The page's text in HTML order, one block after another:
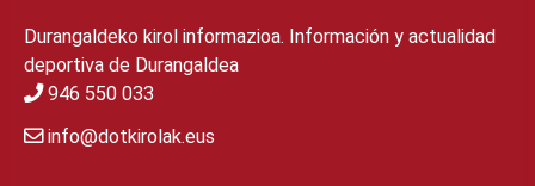
Durangaldeko kirol informazioa. Información y actualidad
deportiva de Durangaldea
946 550 033
info@dotkirolak.eus